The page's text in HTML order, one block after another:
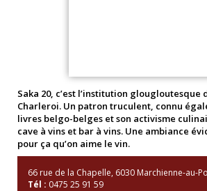
Saka 20, c’est l’institution glougloutesque
Charleroi. Un patron truculent, connu
livres belgo-belges et son activisme
cave à vins et bar à vins. Une ambiance
pour ça qu’on aime le vin.
66 rue de la Chapelle, 6030 Marchienne-au-
Tél : 0475 25 91 59